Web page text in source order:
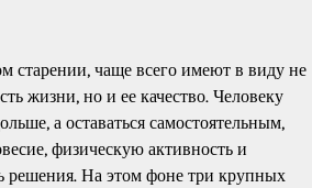
старении, чаще всего имеют в виду не
жизни, но и ее качество. Человеку
а оставаться самостоятельным,
физическую активность и
решения. На этом фоне три крупных